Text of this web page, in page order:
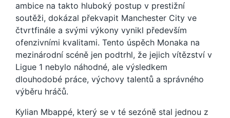
ambice na takto hluboký postup v prestižní
soutěži, dokázal překvapit Manchester City ve
čtvrtfinále a svými výkony vynikl především
ofenzivními kvalitami. Tento úspěch Monaka na
mezinárodní scéně jen podtrhl, že jejich vítězství v
Ligue 1 nebylo náhodné, ale výsledkem
dlouhodobé práce, výchovy talentů a správného
výběru hráčů.
Kylian Mbappé, který se v té sezóně stal jednou z